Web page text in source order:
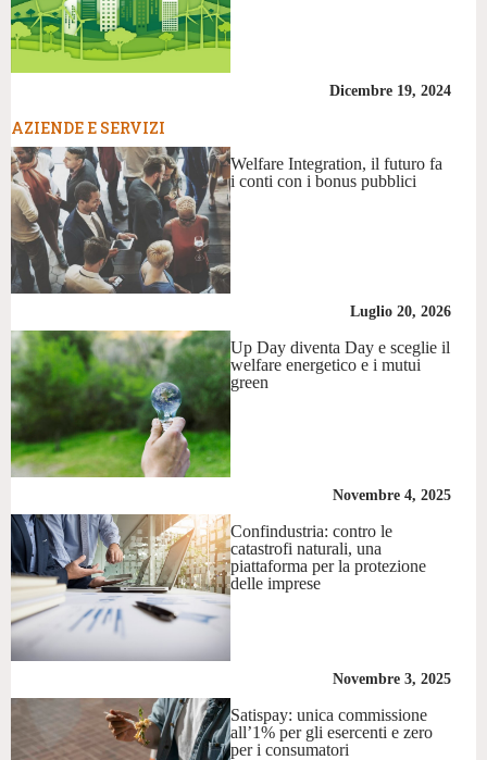
Dicembre 19, 2024
AZIENDE E SERVIZI
Welfare Integration, il futuro fa
i conti con i bonus pubblici
Luglio 20, 2026
Up Day diventa Day e sceglie il
welfare energetico e i mutui
green
Novembre 4, 2025
Confindustria: contro le
catastrofi naturali, una
piattaforma per la protezione
delle imprese
Novembre 3, 2025
Satispay: unica commissione
all’1% per gli esercenti e zero
per i consumatori